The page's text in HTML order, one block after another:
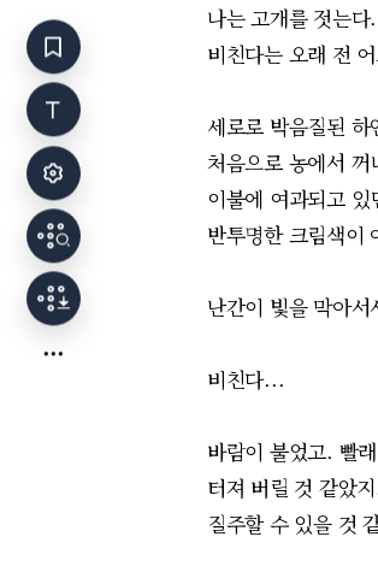
나는 고개를 젓는다.
비친다는 오래 전
세로로 박음질된
처음으로 농에서
이불에 여과되고 있
반투명한 크림색이
난간이 빛을 막아서
비친다...
바람이 불었고. 빨
터져 버릴 것 같았
질주할 수 있을 것